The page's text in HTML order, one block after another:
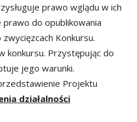
prawo wglądu w ich
do opublikowania
Konkursu.
konkursu. Przystępując do
jego warunki.
Projektu
działalności